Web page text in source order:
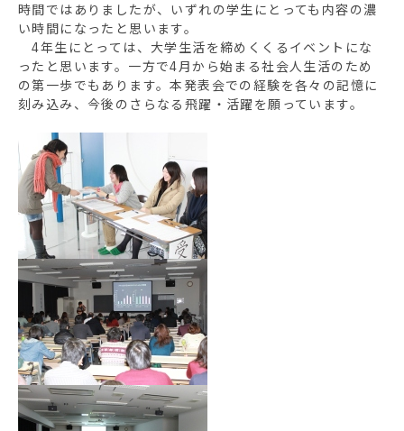
時間ではありましたが、いずれの学生にとっても内容の濃
い時間になったと思います。
4年生にとっては、大学生活を締めくくるイベントにな
ったと思います。一方で4月から始まる社会人生活のため
の第一歩でもあります。本発表会での経験を各々の記憶に
刻み込み、今後のさらなる飛躍・活躍を願っています。